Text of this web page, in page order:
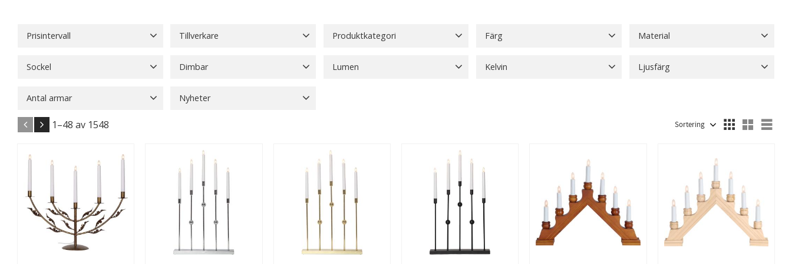
Prisintervall Tillverkare Produktkategori
Adventsstjärnor
Färg
Frostad
Material
Keramik
Sockel
E27 126
Visa fler
Dimbar Lumen Kelvin Ljusfärg
Antal armar
5 5
Nyheter
1–48 av 1548 Välj sortering